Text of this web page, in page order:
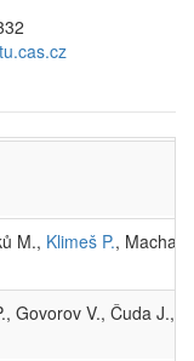
M., Klimeš P., Machač
Govorov V., Čuda J.,